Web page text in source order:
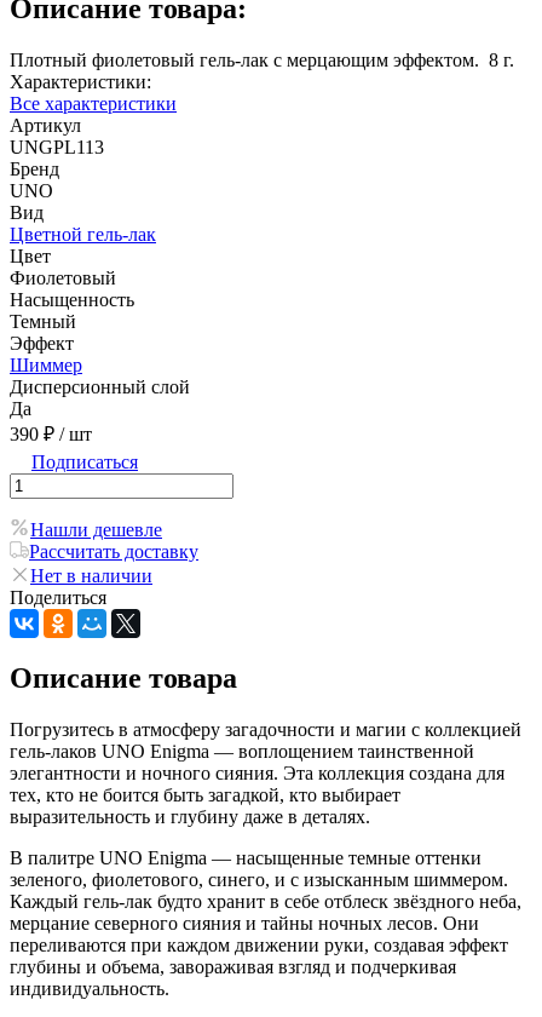
Описание товара:
Плотный фиолетовый гель-лак с мерцающим эффектом. 8 г.
Характеристики:
Все характеристики
Артикул
UNGPL113
Бренд
UNO
Вид
Цветной гель-лак
Цвет
Фиолетовый
Насыщенность
Темный
Эффект
Шиммер
Дисперсионный слой
Да
390 ₽ / шт
Подписаться
Нашли дешевле
Рассчитать доставку
Нет в наличии
Поделиться
Описание товара
Погрузитесь в атмосферу загадочности и магии с коллекцией
гель-лаков UNO Enigma — воплощением таинственной
элегантности и ночного сияния. Эта коллекция создана для
тех, кто не боится быть загадкой, кто выбирает
выразительность и глубину даже в деталях.
В палитре UNO Enigma — насыщенные темные оттенки
зеленого, фиолетового, синего, и c изысканным шиммером.
Каждый гель-лак будто хранит в себе отблеск звёздного неба,
мерцание северного сияния и тайны ночных лесов. Они
переливаются при каждом движении руки, создавая эффект
глубины и объема, завораживая взгляд и подчеркивая
индивидуальность.